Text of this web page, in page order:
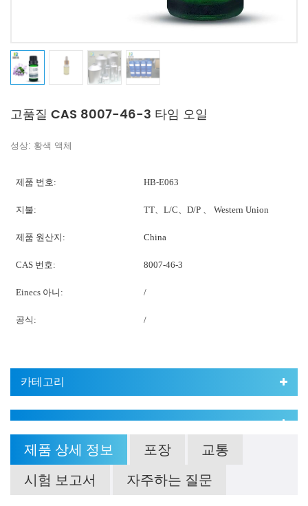
고품질 CAS 8007-46-3 타임 오일
성상: 황색 액체
제품 번호: HB-E063
지불: TT、L/C、D/P 、 Western Union
제품 원산지: China
CAS 번호: 8007-46-3
Einecs 아니: /
공식: /
카테고리
제품 상세 정보 포장
교통
시험 보고서
자주하는 질문